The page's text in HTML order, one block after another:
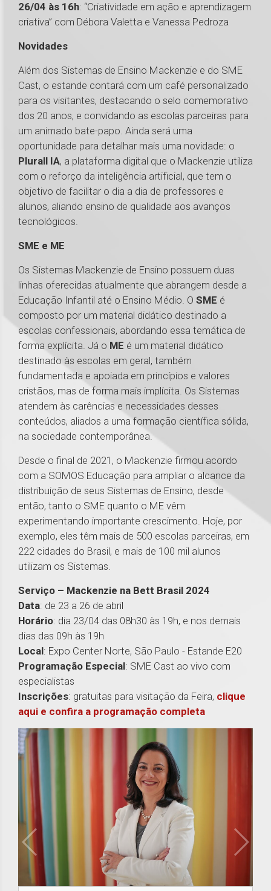
26/04 às 16h: “Criatividade em ação e aprendizagem
criativa” com Débora Valetta e Vanessa Pedroza
Novidades
Além dos Sistemas de Ensino Mackenzie e do SME
Cast, o estande contará com um café personalizado
para os visitantes, destacando o selo comemorativo
dos 20 anos, e convidando as escolas parceiras para
um animado bate-papo. Ainda será uma
oportunidade para detalhar mais uma novidade: o
Plurall IA, a plataforma digital que o Mackenzie utiliza
com o reforço da inteligência artificial, que tem o
objetivo de facilitar o dia a dia de professores e
alunos, aliando ensino de qualidade aos avanços
tecnológicos.
SME e ME
Os Sistemas Mackenzie de Ensino possuem duas
linhas oferecidas atualmente que abrangem desde a
Educação Infantil até o Ensino Médio. O SME é
composto por um material didático destinado a
escolas confessionais, abordando essa temática de
forma explícita. Já o ME é um material didático
destinado às escolas em geral, também
fundamentada e apoiada em princípios e valores
cristãos, mas de forma mais implícita. Os Sistemas
atendem às carências e necessidades desses
conteúdos, aliados a uma formação científica sólida,
na sociedade contemporânea.
Desde o final de 2021, o Mackenzie firmou acordo
com a SOMOS Educação para ampliar o alcance da
distribuição de seus Sistemas de Ensino, desde
então, tanto o SME quanto o ME vêm
experimentando importante crescimento. Hoje, por
exemplo, eles têm mais de 500 escolas parceiras, em
222 cidades do Brasil, e mais de 100 mil alunos
utilizam os Sistemas.
Serviço – Mackenzie na Bett Brasil 2024
Data: de 23 a 26 de abril
Horário: dia 23/04 das 08h30 às 19h, e nos demais
dias das 09h às 19h
Local: Expo Center Norte, São Paulo - Estande E20
Programação Especial: SME Cast ao vivo com
especialistas
Inscrições: gratuitas para visitação da Feira, clique
aqui e confira a programação completa